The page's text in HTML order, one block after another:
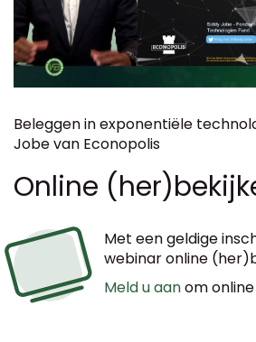
Beleggen in exponentiële
Jobe van Econopolis
Online
Met een geldige
webinar online
Meld u aanom